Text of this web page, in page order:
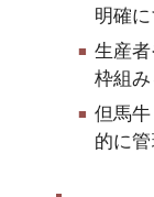
明確
生産
枠組
但馬
的に